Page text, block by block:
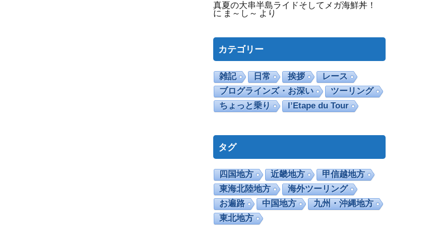
真夏の大串半島ライドそしてメガ海鮮丼！
に ま～し～ より
カテゴリー
雑記 日常 挨拶
レース
ブログラインズ・お深い
ツーリング
ちょっと乗り
l’Etape du Tour
タグ
四国地方 近畿地方
甲信越地方
東海北陸地方
海外ツーリング
お遍路
中国地方
九州・沖縄地方
東北地方